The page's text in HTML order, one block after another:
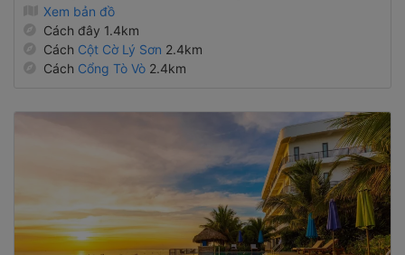
Xem bản đồ
Cách đây 1.4km
Cách Cột Cờ Lý Sơn 2.4km
Cách Cổng Tò Vò 2.4km